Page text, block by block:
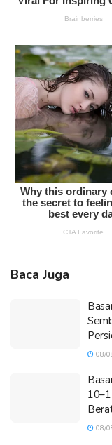
Baca Juga
08/
08/